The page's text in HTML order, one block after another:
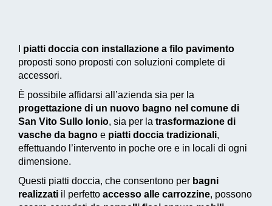
piatti doccia con installazione a filo pavimento
proposti sono proposti con soluzioni complete di
accessori.
È possibile affidarsi all’azienda sia per la
progettazione di un nuovo bagno nel comune di
San Vito Sullo Ionio, sia per la trasformazione di
vasche da bagno e piatti doccia tradizionali,
effettuando l’intervento in poche ore e in locali di ogni
dimensione.
Questi piatti doccia, che consentono per bagni
realizzati il perfetto accesso alle carrozzine, possono